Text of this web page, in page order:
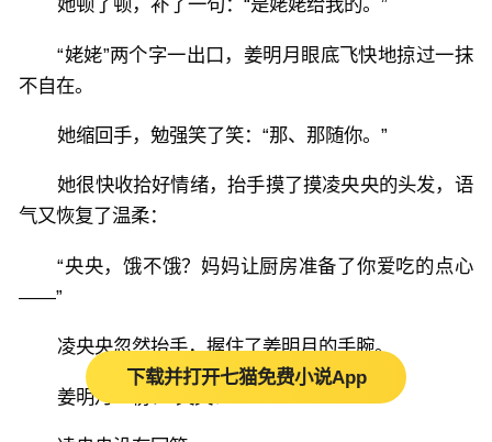
她顿了顿，补了一句：“是姥姥给我的。”
“姥姥”两个字一出口，姜明月眼底飞快地掠过一抹
不自在。
她缩回手，勉强笑了笑：“那、那随你。”
她很快收拾好情绪，抬手摸了摸凌央央的头发，语
气又恢复了温柔：
“央央，饿不饿？妈妈让厨房准备了你爱吃的点心
——”
凌央央忽然抬手，握住了姜明月的手腕。
姜明月一愣：“央央？”
下载并打开七猫免费小说App